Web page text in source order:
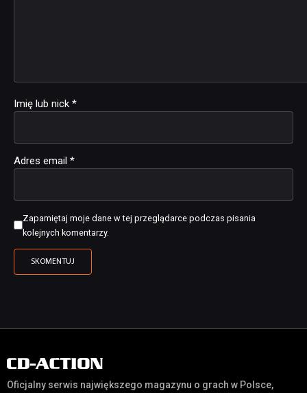
Imię lub nick *
Adres email *
Zapamiętaj moje dane w tej przeglądarce podczas pisania
kolejnych komentarzy.
Oficjalny serwis największego magazynu o grach w Polsce,